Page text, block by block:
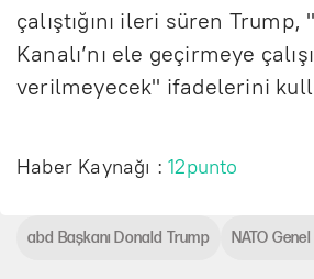
çalıştığını ileri süren Trump,
Kanalı’nı ele geçirmeye
verilmeyecek" ifadelerini
Haber Kaynağı :12punto
abd Başkanı Donald Trump NATO